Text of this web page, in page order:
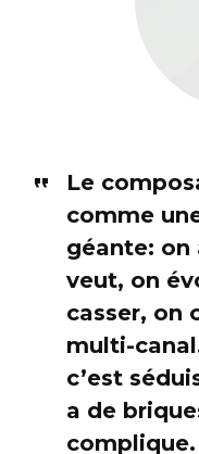
Le
comme
géante: on
veut, on
casser, on
multi-
c’est
a de
complique.